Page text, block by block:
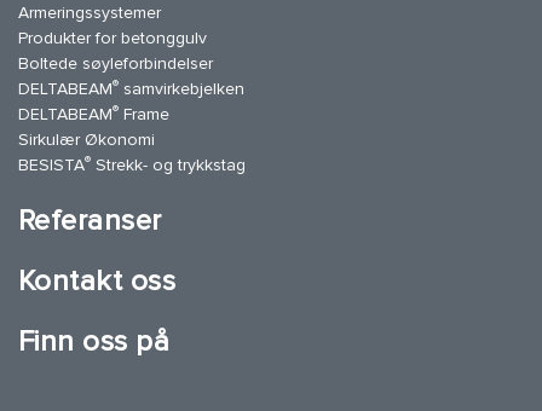
Armeringssystemer
Produkter for betonggulv
Boltede søyleforbindelser
DELTABEAM® samvirkebjelken
DELTABEAM® Frame
Sirkulær Økonomi
BESISTA® Strekk- og trykkstag
Referanser
Kontakt oss
Finn oss på